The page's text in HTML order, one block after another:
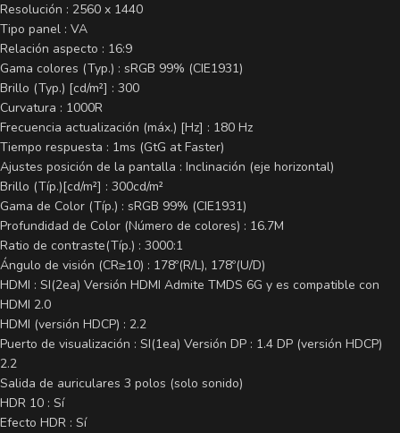
Resolución : 2560 x 1440
Tipo panel : VA
Relación aspecto : 16:9
Gama colores (Typ.) : sRGB 99% (CIE1931)
Brillo (Typ.) [cd/m²] : 300
Curvatura : 1000R
Frecuencia actualización (máx.) [Hz] : 180 Hz
Tiempo respuesta : 1ms (GtG at Faster)
Ajustes posición de la pantalla : Inclinación (eje horizontal)
Brillo (Típ.)[cd/m²] : 300cd/m²
Gama de Color (Típ.) : sRGB 99% (CIE1931)
Profundidad de Color (Número de colores) : 16.7M
Ratio de contraste(Típ.) : 3000:1
Ángulo de visión (CR≥10) : 178º(R/L), 178º(U/D)
HDMI : SI(2ea) Versión HDMI Admite TMDS 6G y es compatible con
HDMI 2.0
HDMI (versión HDCP) : 2.2
Puerto de visualización : SI(1ea) Versión DP : 1.4 DP (versión HDCP)
2.2
Salida de auriculares 3 polos (solo sonido)
HDR 10 : Sí
Efecto HDR : Sí